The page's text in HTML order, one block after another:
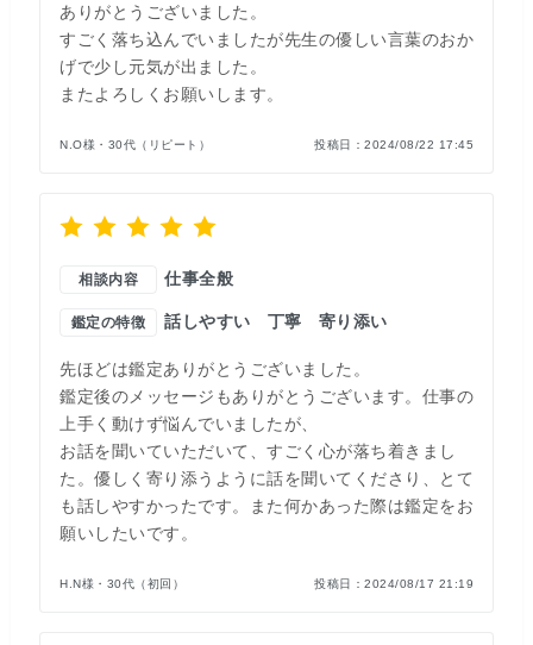
ありがとうございました。
すごく落ち込んでいましたが先生の優しい言葉のおか
げで少し元気が出ました。
またよろしくお願いします。
N.O様・30代（リピート） 投稿日： 2024/08/22 17:45
相談内容 仕事全般
鑑定の特徴 話しやすい 丁寧 寄り添い
先ほどは鑑定ありがとうございました。
鑑定後のメッセージもありがとうございます。仕事の
上手く動けず悩んでいましたが、
お話を聞いていただいて、すごく心が落ち着きまし
た。優しく寄り添うように話を聞いてくださり、とて
も話しやすかったです。また何かあった際は鑑定をお
願いしたいです。
H.N様・30代（初回） 投稿日： 2024/08/17 21:19